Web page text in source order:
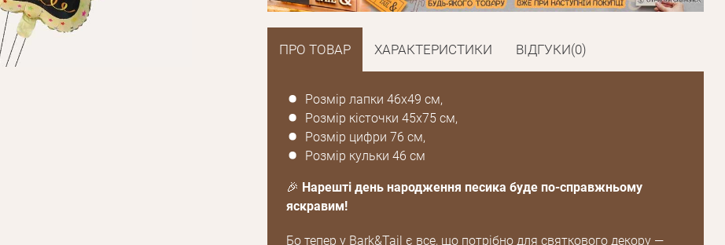
ПРО ТОВАР ХАРАКТЕРИСТИКИ ВІДГУКИ(0)
Розмір лапки 46х49 см,
Розмір кісточки 45х75 см,
Розмір цифри 76 см,
Розмір кульки 46 см
🎉 Нарешті день народження песика буде по-справжньому
яскравим!
Бо тепер у Bark&Tail є все, що потрібно для святкового декору —